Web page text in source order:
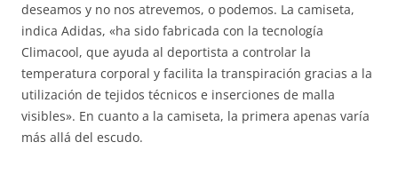
deseamos y no nos atrevemos, o podemos. La camiseta,
indica Adidas, «ha sido fabricada con la tecnología
Climacool, que ayuda al deportista a controlar la
temperatura corporal y facilita la transpiración gracias a la
utilización de tejidos técnicos e inserciones de malla
visibles». En cuanto a la camiseta, la primera apenas varía
más allá del escudo.